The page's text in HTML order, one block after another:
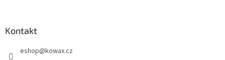
Kontakt
eshop@kowax.cz